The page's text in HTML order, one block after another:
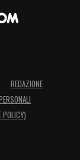
REDAZIONE
POLICY)